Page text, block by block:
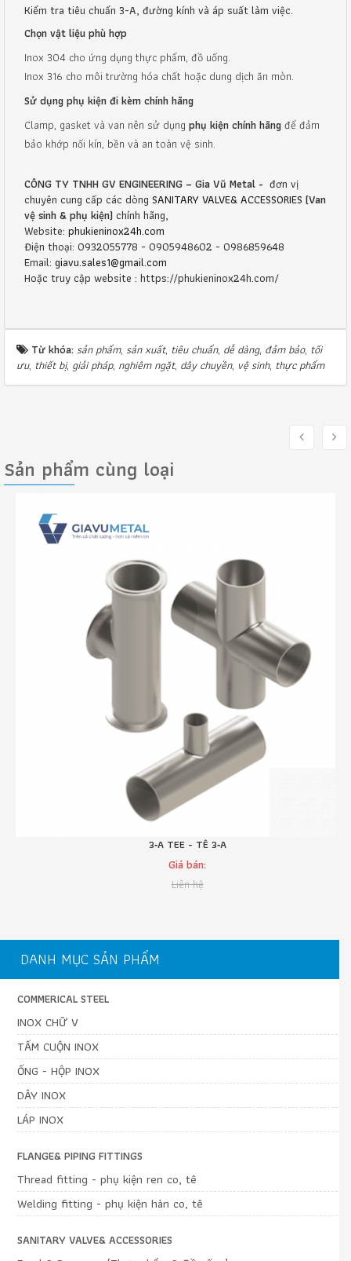
Kiểm tra tiêu chuẩn 3-A, đường kính và áp suất làm việc.
Chọn vật liệu phù hợp
Inox 304 cho ứng dụng thực phẩm, đồ uống.
Inox 316 cho môi trường hóa chất hoặc dung dịch ăn mòn.
Sử dụng phụ kiện đi kèm chính hãng
Clamp, gasket và van nên sử dụng phụ kiện chính hãngđể đảm
bảo khớp nối kín, bền và an toàn vệ sinh.
CÔNG TY TNHH GV ENGINEERING – Gia Vũ Metal - đơn vị
chuyên cung cấp các dòng SANITARY VALVE& ACCESSORIES (Van
vệ sinh & phụ kiện)chính hãng,
Website: phukieninox24h.com
Điện thoại: 0932055778 - 0905948602 - 0986859648
Email: giavu.sales1@gmail.com
Hoặc truy cập website : https://phukieninox24h.com/
Từ khóa: sản phẩm, sản xuất, tiêu chuẩn, dễ dàng, đảm bảo, tối
ưu, thiết bị, giải pháp, nghiêm ngặt, dây chuyền, vệ sinh, thực phẩm
Sản phẩm cùng loại
3‑A TEE - TÊ 3‑A
Giá bán:
Liên hệ
DANH MỤC SẢN PHẨM
COMMERICAL STEEL
INOX CHỮ V
TẤM CUỘN INOX
ỐNG - HỘP INOX
DÂY INOX
LÁP INOX
FLANGE& PIPING FITTINGS
Thread fitting - phụ kiện ren co, tê
Welding fitting - phụ kiện hàn co, tê
SANITARY VALVE& ACCESSORIES